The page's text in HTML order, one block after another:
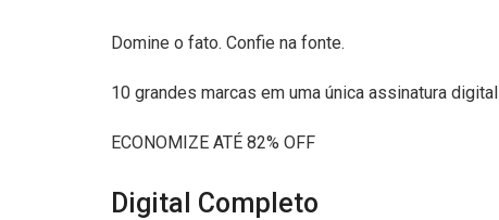
Domine o fato. Confie na fonte.
10 grandes marcas em uma única assinatura digital
ECONOMIZE ATÉ 82% OFF
Digital Completo